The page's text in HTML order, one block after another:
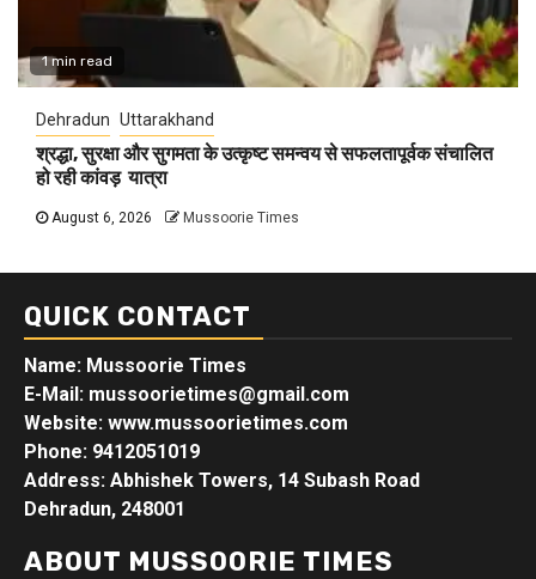
1 min read
Dehradun Uttarakhand
श्रद्धा, सुरक्षा और सुगमता के उत्कृष्ट समन्वय से सफलतापूर्वक संचालित
हो रही कांवड़ यात्रा
August 6, 2026 Mussoorie Times
QUICK CONTACT
Name: Mussoorie Times
E-Mail: mussoorietimes@gmail.com
Website: www.mussoorietimes.com
Phone: 9412051019
Address: Abhishek Towers, 14 Subash Road
Dehradun, 248001
ABOUT MUSSOORIE TIMES